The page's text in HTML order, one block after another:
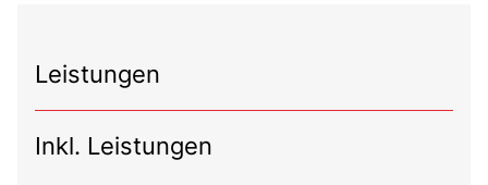
Leistungen
Inkl. Leistungen